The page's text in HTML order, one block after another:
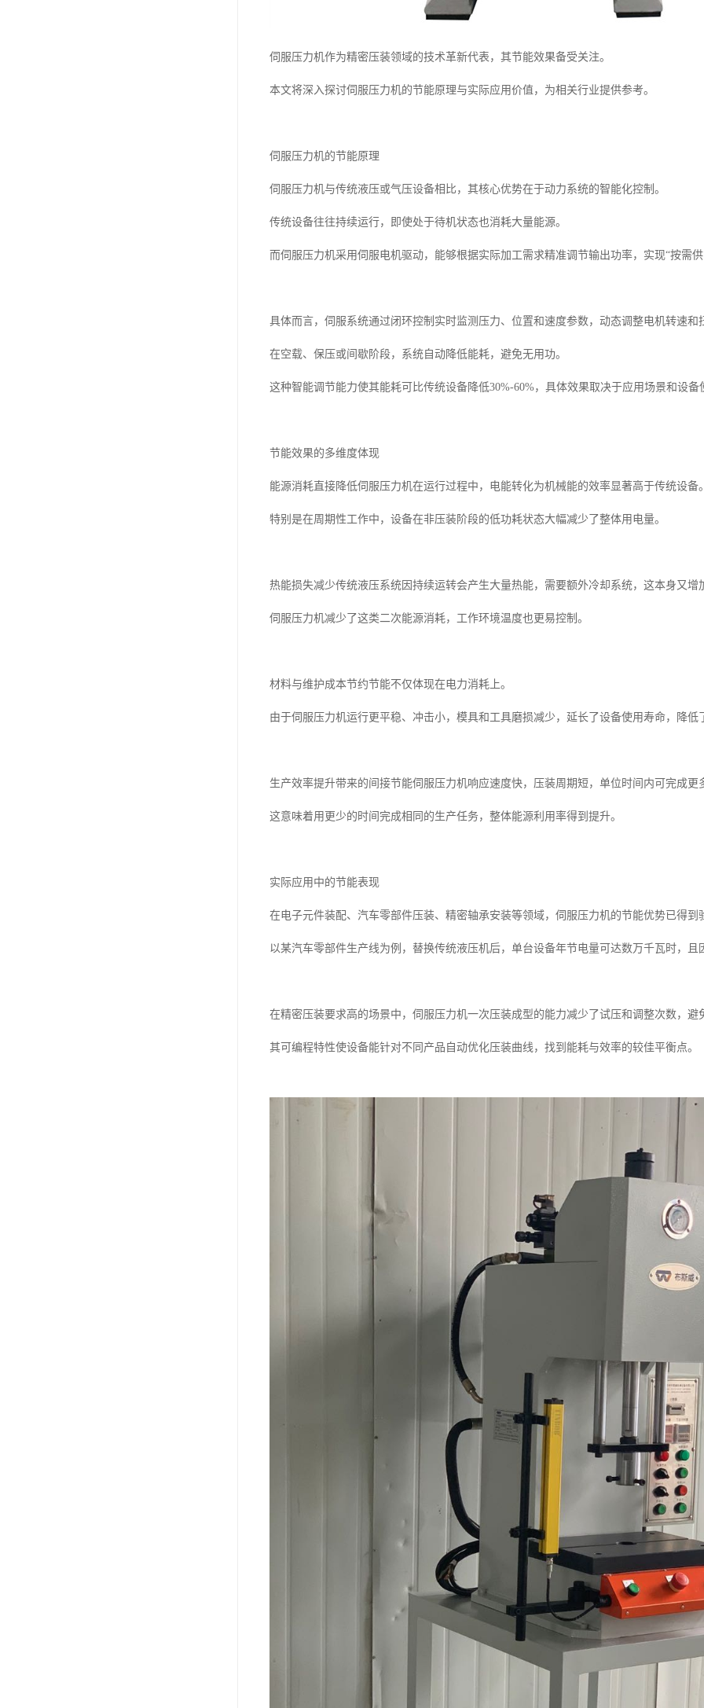
伺服压力机作为精密压装领域的技术革新代表，其节能效果备受关注。
本文将深入探讨伺服压力机的节能原理与实际应用价值，为相关行业提供参考。
伺服压力机的节能原理
伺服压力机与传统液压或气压设备相比，其核心优势在于动力系统的智能化控制。
传统设备往往持续运行，即使处于待机状态也消耗大量能源。
而伺服压力机采用伺服电机驱动，能够根据实际加工需求精准调节输出功率，实现“按需
具体而言，伺服系统通过闭环控制实时监测压力、位置和速度参数，动态调整电机转速和
在空载、保压或间歇阶段，系统自动降低能耗，避免无用功。
这种智能调节能力使其能耗可比传统设备降低30%-60%，具体效果取决于应用场景和设备
节能效果的多维度体现
能源消耗直接降低伺服压力机在运行过程中，电能转化为机械能的效率显著高于传统设备
特别是在周期性工作中，设备在非压装阶段的低功耗状态大幅减少了整体用电量。
热能损失减少传统液压系统因持续运转会产生大量热能，需要额外冷却系统，这本身又增
伺服压力机减少了这类二次能源消耗，工作环境温度也更易控制。
材料与维护成本节约节能不仅体现在电力消耗上。
由于伺服压力机运行更平稳、冲击小，模具和工具磨损减少，延长了设备使用寿命，降低
生产效率提升带来的间接节能伺服压力机响应速度快，压装周期短，单位时间内可完成更
这意味着用更少的时间完成相同的生产任务，整体能源利用率得到提升。
实际应用中的节能表现
在电子元件装配、汽车零部件压装、精密轴承安装等领域，伺服压力机的节能优势已得到
以某汽车零部件生产线为例，替换传统液压机后，单台设备年节电量可达数万千瓦时，
在精密压装要求高的场景中，伺服压力机一次压装成型的能力减少了试压和调整次数，
其可编程特性使设备能针对不同产品自动优化压装曲线，找到能耗与效率的较佳平衡点。